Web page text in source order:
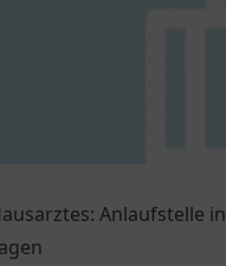
Anlaufstelle in